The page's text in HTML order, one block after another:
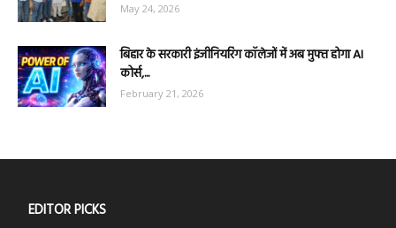
May 24, 2026
बिहार के सरकारी इंजीनियरिंग कॉलेजों में अब मुफ्त होगा AI
कोर्स,...
February 21, 2026
EDITOR PICKS